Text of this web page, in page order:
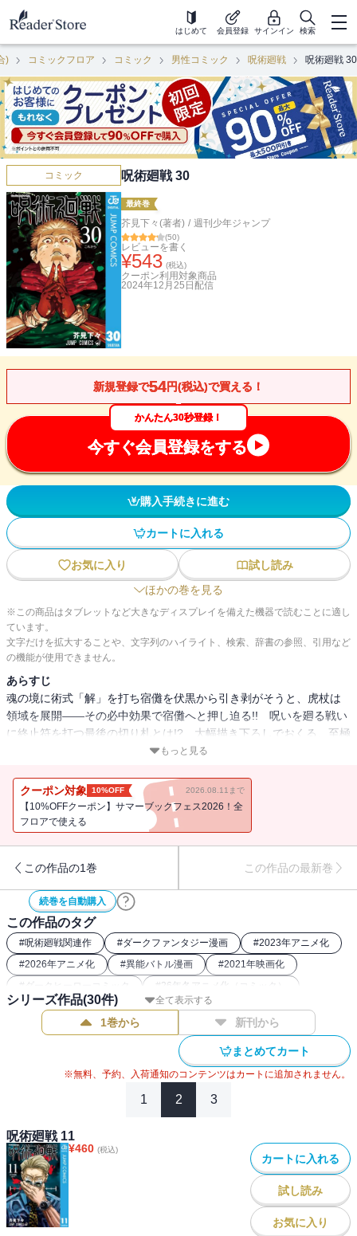
はじめて 会員登録 サインイン 検索
) コミックフロア コミック 男性コミック 呪術廻戦 呪術廻戦 30
コミック 呪術廻戦 30
最終巻
芥見下々(著者) / 週刊少年ジャンプ
(50)
レビューを書く
¥543 (税込)
クーポン利用対象商品
2024年12月25日 配信
新規登録で54円(税込)で買える！
かんたん30秒登録！
今すぐ会員登録をする
購入手続きに進む
カートに入れる
お気に入り
試し読み
ほかの巻を見る
※この商品はタブレットなど大きなディスプレイを備えた機器で読むことに適し
ています。
文字だけを拡大することや、文字列のハイライト、検索、辞書の参照、引用など
の機能が使用できません。
あらすじ
魂の境に術式「解」を打ち宿儺を伏黒から引き剥がそうと、虎杖は
領域を展開――その必中効果で宿儺へと押し迫る!! 呪いを廻る戦い
に終止符を打つ最後の切り札とは!? 大幅描き下ろしでおくる、至極
もっと見る
クーポン対象 10%OFF 2026.08.11まで
【10%OFFクーポン】サマーブックフェス2026！全
フロアで使える
この作品の1巻 この作品の最新巻
続巻を自動購入
この作品のタグ
#呪術廻戦関連作 #ダークファンタジー漫画 #2023年アニメ化
#2026年アニメ化 #異能バトル漫画 #2021年映画化
# ダークヒーローコミック #26年冬アニメ化（コミック）
#2025年映画化 #2025年ストア人気コミック #2020年アニメ化
バトルコミック
全て表示する
シリーズ作品(30件)
1巻から 新刊から
まとめてカート
※無料、予約、入荷通知のコンテンツはカートに追加されません。
1 2 3
呪術廻戦 11
¥460 (税込)
カートに入れる
試し読み
お気に入り